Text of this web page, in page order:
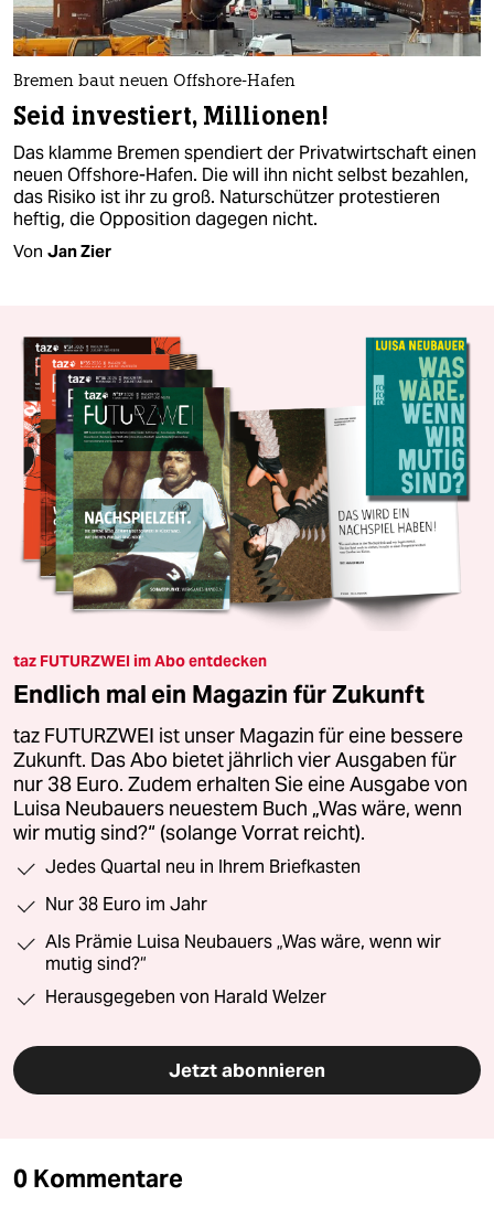
Bremen baut neuen Offshore-Hafen
Seid investiert, Millionen!
Das klamme Bremen spendiert der Privatwirtschaft einen
neuen Offshore-Hafen. Die will ihn nicht selbst bezahlen,
das Risiko ist ihr zu groß. Naturschützer protestieren
heftig, die Opposition dagegen nicht.
Von Jan Zier
taz FUTURZWEI im Abo entdecken
Endlich mal ein Magazin für Zukunft
taz FUTURZWEI ist unser Magazin für eine bessere
Zukunft. Das Abo bietet jährlich vier Ausgaben für
nur 38 Euro. Zudem erhalten Sie eine Ausgabe von
Luisa Neubauers neuestem Buch „Was wäre, wenn
wir mutig sind?“ (solange Vorrat reicht).
Jedes Quartal neu in Ihrem Briefkasten
Nur 38 Euro im Jahr
Als Prämie Luisa Neubauers „Was wäre, wenn wir
mutig sind?“
Herausgegeben von Harald Welzer
Jetzt abonnieren
0 Kommentare